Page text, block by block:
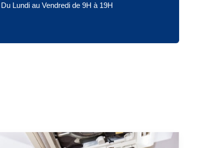
Du Lundi au Vendredi de 9H à 19H